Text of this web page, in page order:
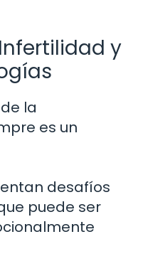
y
la
es un
desafíos
puede ser